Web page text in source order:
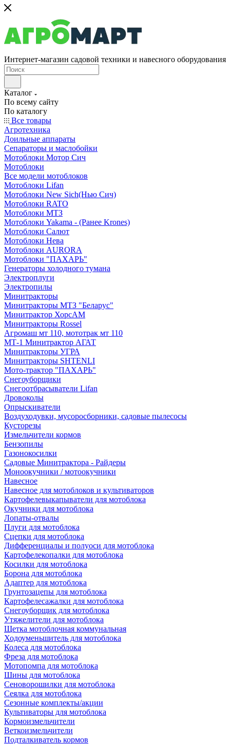
Интернет-магазин садовой техники и навесного оборудования
Каталог
По всему сайту
По каталогу
Все товары
Агротехника
Доильные аппараты
Сепараторы и маслобойки
Мотоблоки Мотор Сич
Мотоблоки
Все модели мотоблоков
Мотоблоки Lifan
Мотоблоки New Sich(Нью Сич)
Мотоблоки RATO
Мотоблоки МТЗ
Мотоблоки Yakama - (Ранее Krones)
Мотоблоки Салют
Мотоблоки Нева
Мотоблоки AURORA
Мотоблоки "ПАХАРЬ"
Генераторы холодного тумана
Электроплуги
Электропилы
Минитракторы
Минитракторы МТЗ "Беларус"
Минитрактор ХорсАМ
Минитракторы Rossel
Агромаш мт 110, мототрак мт 110
МТ-1 Минитрактор АГАТ
Минитракторы УГРА
Минитракторы SHTENLI
Мото-трактор "ПАХАРЬ"
Снегоуборщики
Снегоотбрасыватели Lifan
Дровоколы
Опрыскиватели
Воздуходувки, мусоросборники, cадовые пылесосы
Кусторезы
Измельчители кормов
Бензопилы
Газонокосилки
Садовые Минитрактора - Райдеры
Моноокучники / мотоокучники
Навесное
Навесное для мотоблоков и культиваторов
Картофелевыкапыватели для мотоблока
Окучники для мотоблока
Лопаты-отвалы
Плуги для мотоблока
Сцепки для мотоблока
Дифференциалы и полуоси для мотоблока
Картофелекопалки для мотоблока
Косилки для мотоблока
Борона для мотоблока
Адаптер для мотоблока
Грунтозацепы для мотоблока
Картофелесажалки для мотоблока
Снегоуборщик для мотоблока
Утяжелители для мотоблока
Щетка мотоблочная коммунальная
Ходоуменьшитель для мотоблока
Колеса для мотоблока
Фреза для мотоблока
Мотопомпа для мотоблока
Шины для мотоблока
Сеноворошилки для мотоблока
Сеялка для мотоблока
Сезонные комплекты/акции
Культиваторы для мотоблока
Кормоизмельчители
Веткоизмельчители
Подталкиватель кормов